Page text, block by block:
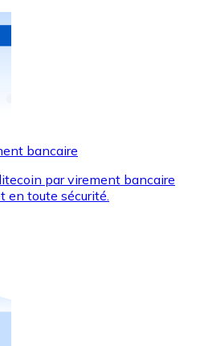
en espèces et d'autres
et Mastercard pour acheter
de vos marques
cartes-cadeaux
bancaire
par virement bancaire
toute sécurité.